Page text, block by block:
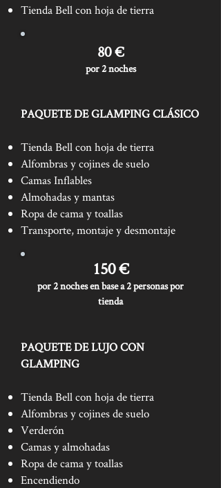
Tienda Bell con hoja de tierra
80 €
por 2 noches
PAQUETE DE GLAMPING CLÁSICO
Tienda Bell con hoja de tierra
Alfombras y cojines de suelo
Camas Inflables
Almohadas y mantas
Ropa de cama y toallas
Transporte, montaje y desmontaje
150 €
por 2 noches en base a 2 personas por
tienda
PAQUETE DE LUJO CON
GLAMPING
Tienda Bell con hoja de tierra
Alfombras y cojines de suelo
Verderón
Camas y almohadas
Ropa de cama y toallas
Encendiendo